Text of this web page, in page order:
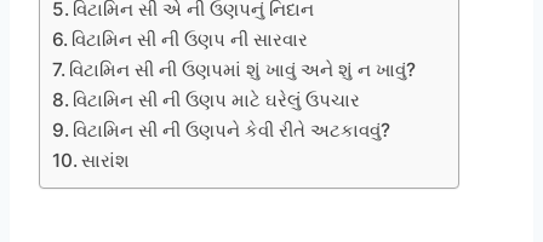
વિટામિન સી એ ની ઉણપનું નિદાન
વિટામિન સી ની ઉણપ ની સારવાર
વિટામિન સી ની ઉણપમાં શું ખાવું અને શું ન ખાવું?
વિટામિન સી ની ઉણપ માટે ઘરેલું ઉપચાર
વિટામિન સી ની ઉણપને કેવી રીતે અટકાવવું?
સારાંશ